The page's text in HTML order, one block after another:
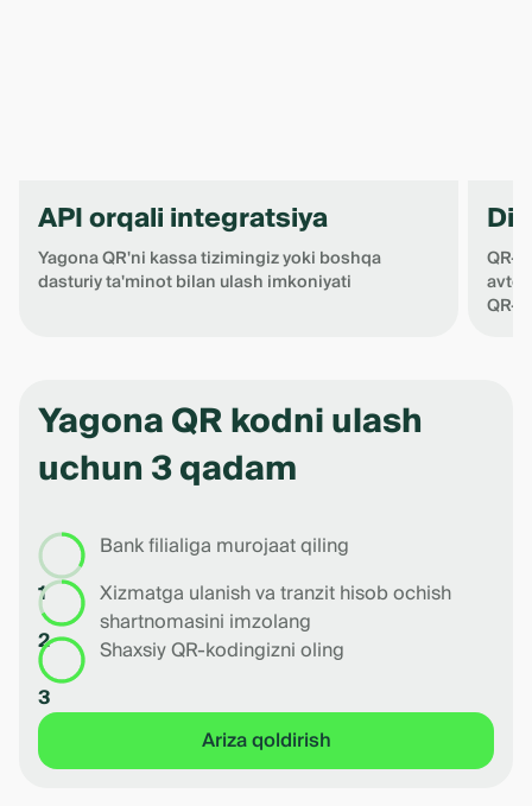
API orqali integratsiya
Yagona QR'ni kassa tizimingiz yoki boshqa
dasturiy ta'minot bilan ulash imkoniyati
QR-
QR-
Yagona QR kodni ulash
uchun 3 qadam
1
Bank filialiga murojaat qiling
2
Xizmatga ulanish va tranzit hisob ochish
shartnomasini imzolang
3
Shaxsiy QR-kodingizni oling
Ariza qoldirish